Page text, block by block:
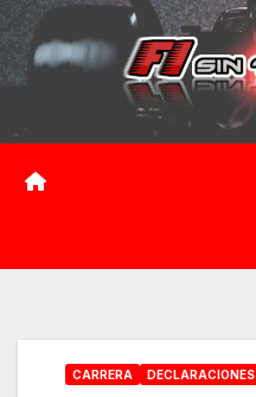
Saltar
contenido
CARRERA DECLARACIONES